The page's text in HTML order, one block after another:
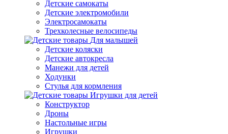
Детские самокаты
Детские электромобили
Электросамокаты
Трехколесные велосипеды
Для малышей
Детские коляски
Детские автокресла
Манежи для детей
Ходунки
Стулья для кормления
Игрушки для детей
Конструктор
Дроны
Настольные игры
Игрушки